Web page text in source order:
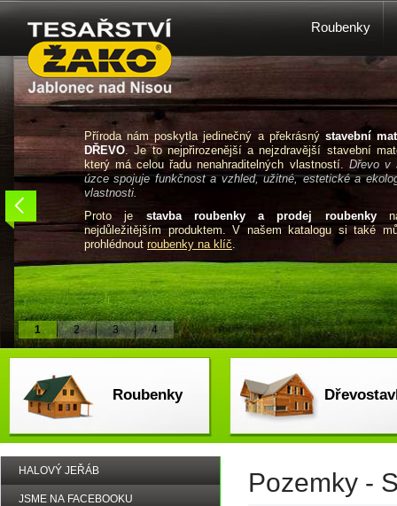
Příroda nám poskytla jedinečný a překrásný stavební
DŘEVO. Je to nejpřirozenější a nejzdravější stavební
který má celou řadu nenahraditelných vlastností. Dřevo v
úzce spojuje funkčnost a vzhled, užitné, estetické a
vlastnosti.
Proto je stavba roubenky a prodej roubenky
nejdůležitějším produktem. V našem katalogu si také
prohlédnout roubenky na klíč.
Roubenky
1 2 3 4
Roubenky
Pozemky -
HALOVÝ JEŘÁB
JSME NA FACEBOOKU